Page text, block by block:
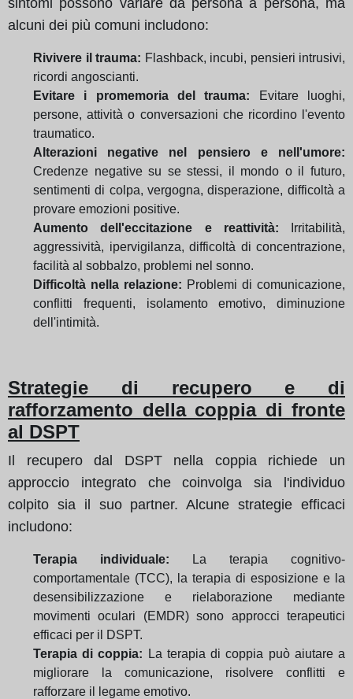
alcuni dei più comuni includono:
Rivivere il trauma: Flashback, incubi, pensieri intrusivi,
ricordi angoscianti.
Evitare i promemoria del trauma: Evitare luoghi,
persone, attività o conversazioni che ricordino l'evento
traumatico.
Alterazioni negative nel pensiero e nell'umore:
Credenze negative su se stessi, il mondo o il futuro,
sentimenti di colpa, vergogna, disperazione, difficoltà a
provare emozioni positive.
Aumento dell'eccitazione e reattività: Irritabilità,
aggressività, ipervigilanza, difficoltà di concentrazione,
facilità al sobbalzo, problemi nel sonno.
Difficoltà nella relazione: Problemi di comunicazione,
conflitti frequenti, isolamento emotivo, diminuzione
dell'intimità.
Strategie di recupero e di
rafforzamento della coppia di fronte
al DSPT
Il recupero dal DSPT nella coppia richiede un
approccio integrato che coinvolga sia l'individuo
colpito sia il suo partner. Alcune strategie efficaci
includono:
Terapia individuale: La terapia cognitivo-
comportamentale (TCC), la terapia di esposizione e la
desensibilizzazione e rielaborazione mediante
movimenti oculari (EMDR) sono approcci terapeutici
efficaci per il DSPT.
Terapia di coppia: La terapia di coppia può aiutare a
migliorare la comunicazione, risolvere conflitti e
rafforzare il legame emotivo.